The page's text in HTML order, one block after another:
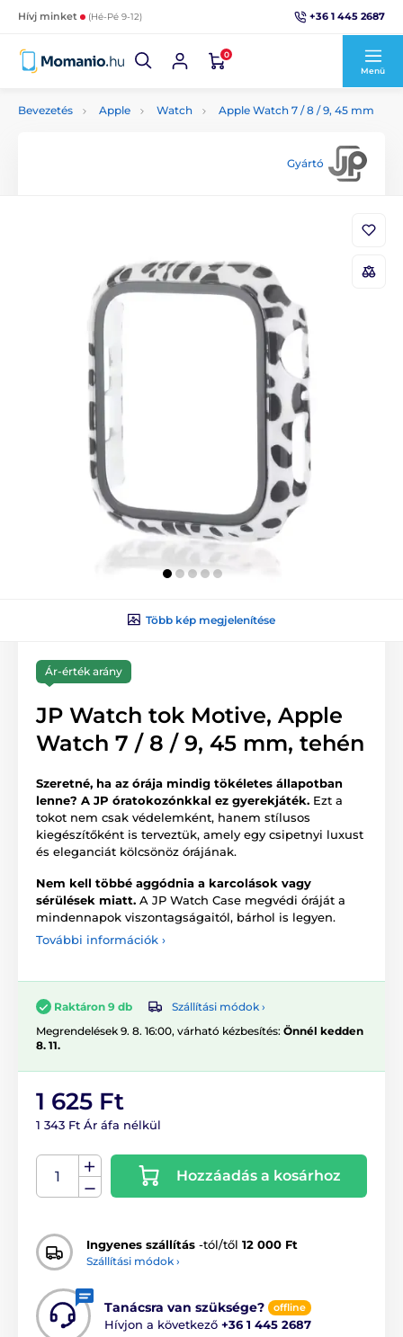
Hívj minket (Hé-Pé 9-12) +36 1 445 2687
0
Menü
Bevezetés Apple Watch Apple Watch 7 / 8 / 9, 45 mm
Gyártó
Több kép megjelenítése
Ár-érték arány
JP Watch tok Motive, Apple
Watch 7 / 8 / 9, 45 mm, tehén
Szeretné, ha az órája mindig tökéletes állapotban
lenne? A JP óratokozónkkal ez gyerekjáték. Ezt a
tokot nem csak védelemként, hanem stílusos
kiegészítőként is terveztük, amely egy csipetnyi luxust
és eleganciát kölcsönöz órájának.
Nem kell többé aggódnia a karcolások vagy
sérülések miatt. A JP Watch Case megvédi óráját a
mindennapok viszontagságaitól, bárhol is legyen.
További információk ›
Raktáron 9 db
Szállítási módok ›
Megrendelések 9. 8. 16:00, várható kézbesítés: Önnél kedden
8. 11.
1 625 Ft
1 343 Ft Ár áfa nélkül
Hozzáadás a kosárhoz
Ingyenes szállítás -tól/től 12 000 Ft
Szállítási módok ›
Tanácsra van szüksége? offline
Hívjon a következő +36 1 445 2687